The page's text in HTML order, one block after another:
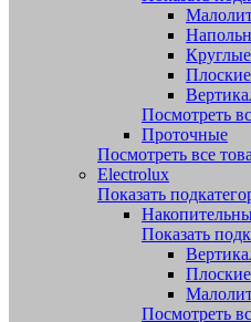
Круглые
Плоские
Посмотреть
Проточные
Посмотреть все
Electrolux
Показать
Показать
Плоские
Посмотреть